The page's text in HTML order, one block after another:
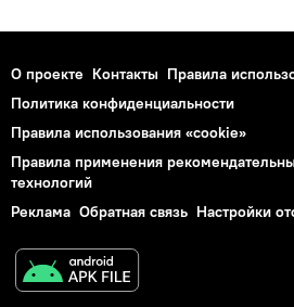
О проекте Контакты Правила
Политика конфиденциальности
Правила использования «cookie»
Правила применения
технологий
Реклама Обратная связь Настройки